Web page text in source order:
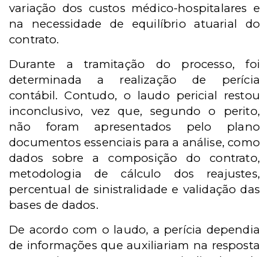
variação dos custos médico-hospitalares e
na necessidade de equilíbrio atuarial do
contrato.
Durante a tramitação do processo, foi
determinada a realização de perícia
contábil. Contudo, o laudo pericial restou
inconclusivo, vez que, segundo o perito,
não foram apresentados pelo plano
documentos essenciais para a análise, como
dados sobre a composição do contrato,
metodologia de cálculo dos reajustes,
percentual de sinistralidade e validação das
bases de dados.
De acordo com o laudo, a perícia dependia
de informações que auxiliariam na resposta